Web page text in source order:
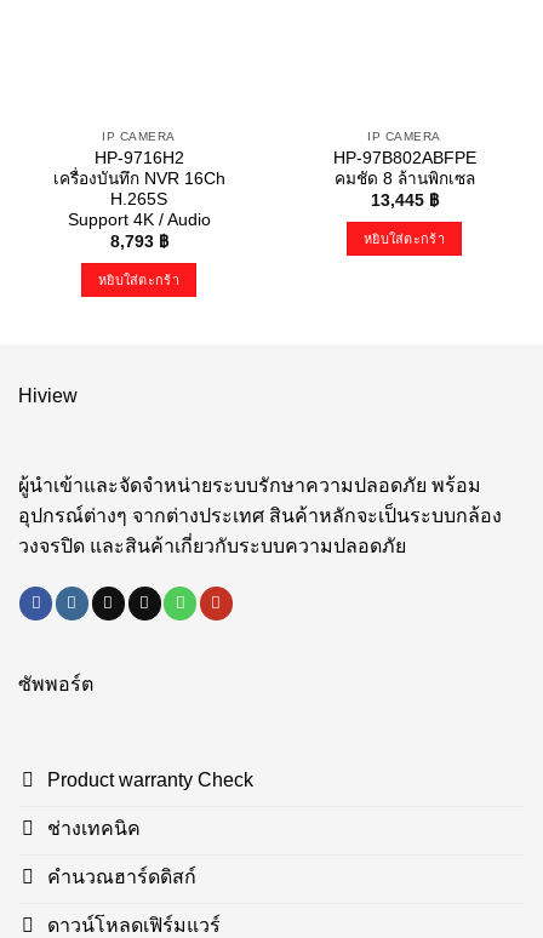
IP CAMERA
HP-9716H2
เครื่องบันทึก NVR 16Ch
H.265S
Support 4K / Audio
8,793 ฿
หยิบใส่ตะกร้า
IP CAMERA
HP-97B802ABFPE
คมชัด 8 ล้านพิกเซล
13,445 ฿
หยิบใส่ตะกร้า
Hiview
ผู้นำเข้าและจัดจำหน่ายระบบรักษาความปลอดภัย พร้อม
อุปกรณ์ต่างๆ จากต่างประเทศ สินค้าหลักจะเป็นระบบกล้อง
วงจรปิด และสินค้าเกี่ยวกับระบบความปลอดภัย
ซัพพอร์ต
Product warranty Check
ช่างเทคนิค
คำนวณฮาร์ดดิสก์
ดาวน์โหลดเฟิร์มแวร์